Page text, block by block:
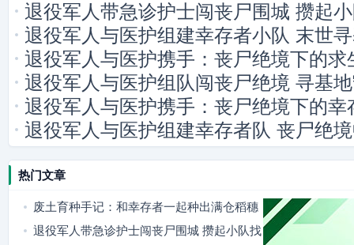
退役军人带急诊护士闯丧尸围城 攒起
退役军人与医护组建幸存者小队 末世
退役军人与医护携手：丧尸绝境下的求
退役军人与医护组队闯丧尸绝境 寻基
退役军人与医护携手：丧尸绝境下的
退役军人与医护组建幸存者队 丧尸绝
热门文章
废土育种手记：和幸存者一起种出满仓稻穗
退役军人带急诊护士闯丧尸围城 攒起小队找